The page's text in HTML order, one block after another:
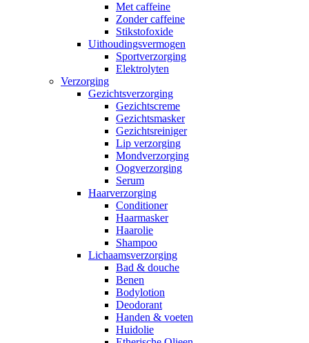
Met caffeine
Zonder caffeine
Stikstofoxide
Uithoudingsvermogen
Sportverzorging
Elektrolyten
Verzorging
Gezichtsverzorging
Gezichtscreme
Gezichtsmasker
Gezichtsreiniger
Lip verzorging
Mondverzorging
Oogverzorging
Serum
Haarverzorging
Conditioner
Haarmasker
Haarolie
Shampoo
Lichaamsverzorging
Bad & douche
Benen
Bodylotion
Deodorant
Handen & voeten
Huidolie